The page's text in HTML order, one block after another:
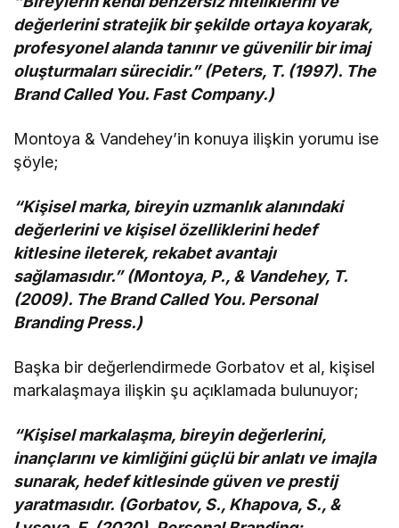
değerlerini stratejik bir şekilde ortaya koyarak,
profesyonel alanda tanınır ve güvenilir bir imaj
oluşturmaları sürecidir.” (Peters, T. (1997). The
Brand Called You. Fast Company.)
Montoya & Vandehey’in konuya ilişkin yorumu ise
şöyle;
“Kişisel marka, bireyin uzmanlık alanındaki
değerlerini ve kişisel özelliklerini hedef
kitlesine ileterek, rekabet avantajı
sağlamasıdır.” (Montoya, P., & Vandehey, T.
(2009). The Brand Called You. Personal
Branding Press.)
Başka bir değerlendirmede Gorbatov et al, kişisel
markalaşmaya ilişkin şu açıklamada bulunuyor;
“Kişisel markalaşma, bireyin değerlerini,
inançlarını ve kimliğini güçlü bir anlatı ve imajla
sunarak, hedef kitlesinde güven ve prestij
yaratmasıdır. (Gorbatov, S., Khapova, S., &